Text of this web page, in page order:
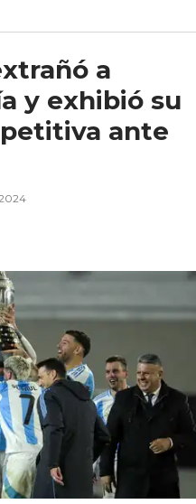
a
y exhibió su
ante